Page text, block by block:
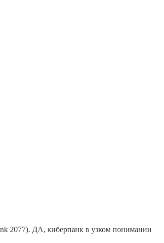
2077). ДА, киберпанк в узком понимании